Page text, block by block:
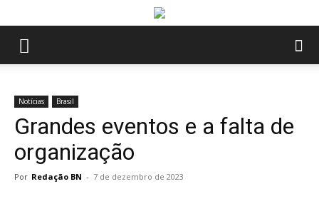
Notícias Brasil
Grandes eventos e a falta de
organização
Por Redação BN - 7 de dezembro de 2023